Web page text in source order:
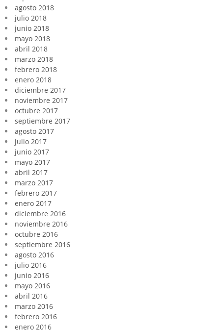
agosto 2018
julio 2018
junio 2018
mayo 2018
abril 2018
marzo 2018
febrero 2018
enero 2018
diciembre 2017
noviembre 2017
octubre 2017
septiembre 2017
agosto 2017
julio 2017
junio 2017
mayo 2017
abril 2017
marzo 2017
febrero 2017
enero 2017
diciembre 2016
noviembre 2016
octubre 2016
septiembre 2016
agosto 2016
julio 2016
junio 2016
mayo 2016
abril 2016
marzo 2016
febrero 2016
enero 2016